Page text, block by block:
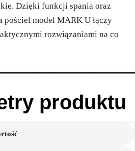
Dzięki funkcji spania oraz
pościel model MARK U łączy
rozwiązaniami na co
produktu